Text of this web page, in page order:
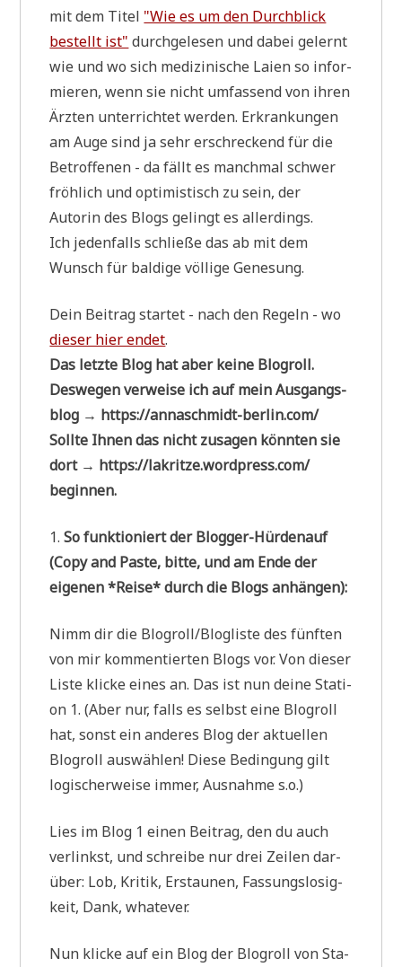
mit dem Titel "Wie es um den Durch­blick
bestellt ist" durch­ge­le­sen und dabei gelernt
wie und wo sich medi­zi­ni­sche Lai­en so infor­
mie­ren, wenn sie nicht umfas­send von ihren
Ärz­ten unter­rich­tet wer­den. Erkran­kun­gen
am Auge sind ja sehr erschreckend für die
Betrof­fe­nen - da fällt es manch­mal schwer
fröh­lich und opti­mi­stisch zu sein, der
Autorin des Blogs gelingt es allerdings.
Ich jeden­falls schlie­ße das ab mit dem
Wunsch für bal­di­ge völ­li­ge Genesung.
Dein Bei­trag star­tet - nach den Regeln - wo
die­ser hier endet.
Das letz­te Blog hat aber kei­ne Blogroll.
Des­we­gen ver­wei­se ich auf mein Aus­gangs­
blog → https://annaschmidt-berlin.com/
Soll­te Ihnen das nicht zusa­gen könn­ten sie
dort → https://lakritze.wordpress.com/
beginnen.
1.So funk­tio­niert der Blogger-Hürdenauf
(Copy and Paste, bit­te, und am Ende der
eige­nen *Rei­se* durch die Blogs anhängen):
Nimm dir die Blogroll/Blogliste des fünf­ten
von mir kom­men­tier­ten Blogs vor. Von die­ser
Liste klicke eines an. Das ist nun dei­ne Sta­ti­
on 1. (Aber nur, falls es selbst eine Blogroll
hat, sonst ein ande­res Blog der aktu­el­len
Blogroll aus­wäh­len! Die­se Bedin­gung gilt
logi­scher­wei­se immer, Aus­nah­me s.o.)
Lies im Blog 1 einen Bei­trag, den du auch
ver­linkst, und schrei­be nur drei Zei­len dar­
über: Lob, Kri­tik, Erstau­nen, Fas­sungs­lo­sig­
keit, Dank, whatever.
Nun klicke auf ein Blog der Blogroll von Sta­